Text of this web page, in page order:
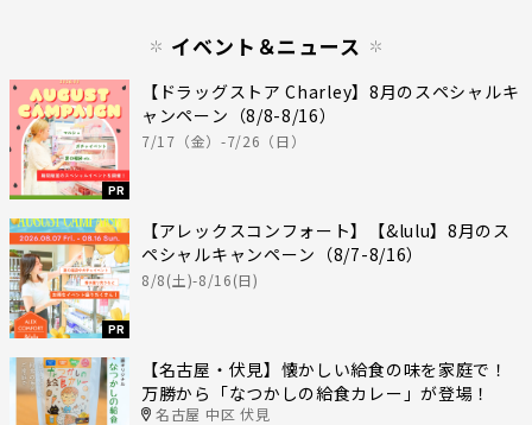
イベント＆ニュース
PR
【ドラッグストア Charley】8月のスペシャルキ
ャンペーン（8/8-8/16）
7/17（金）-7/26（日）
PR
【アレックスコンフォート】【&lulu】8月のス
ペシャルキャンペーン（8/7-8/16）
8/8(土)-8/16(日)
【名古屋・伏見】懐かしい給食の味を家庭で！
万勝から「なつかしの給食カレー」が登場！
名古屋 中区 伏見